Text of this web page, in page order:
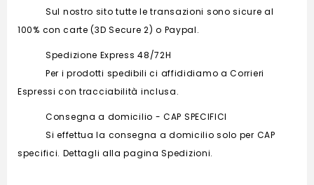
Sul nostro sito tutte le transazioni sono sicure al
100% con carte (3D Secure 2) o Paypal.
Spedizione Express 48/72H
Per i prodotti spedibili ci affididiamo a Corrieri
Espressi con tracciabilità inclusa.
Consegna a domicilio - CAP SPECIFICI
Si effettua la consegna a domicilio solo per CAP
specifici. Dettagli alla pagina Spedizioni.